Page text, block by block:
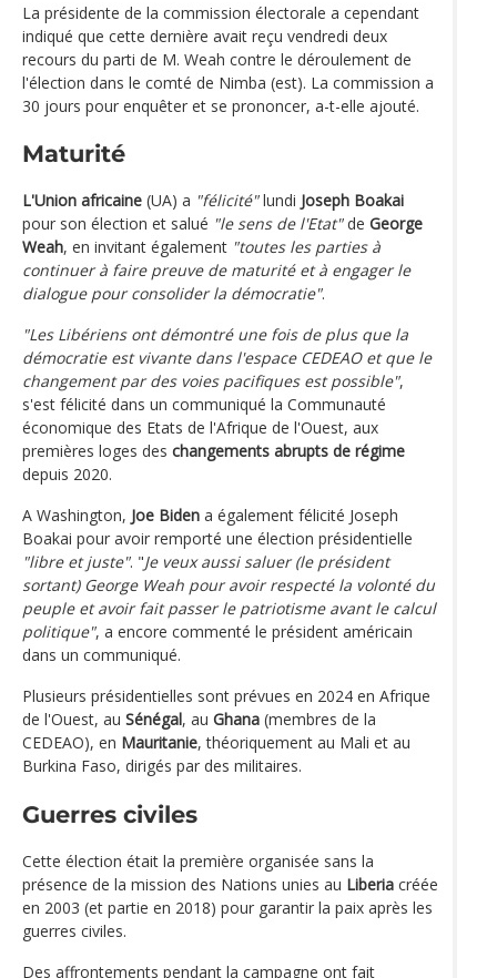
La présidente de la commission électorale a cependant
indiqué que cette dernière avait reçu vendredi deux
recours du parti de M. Weah contre le déroulement de
l'élection dans le comté de Nimba (est). La commission a
30 jours pour enquêter et se prononcer, a-t-elle ajouté.
Maturité
L'Union africaine (UA) a "félicité"lundi Joseph Boakai
pour son élection et salué "le sens de l'Etat"de George
Weah, en invitant également "toutes les parties à
continuer à faire preuve de maturité et à engager le
dialogue pour consolider la démocratie".
"Les Libériens ont démontré une fois de plus que la
démocratie est vivante dans l'espace CEDEAO et que le
changement par des voies pacifiques est possible",
s'est félicité dans un communiqué la Communauté
économique des Etats de l'Afrique de l'Ouest, aux
premières loges des changements abrupts de régime
depuis 2020.
A Washington, Joe Biden a également félicité Joseph
Boakai pour avoir remporté une élection présidentielle
"libre et juste". "Je veux aussi saluer (le président
sortant) George Weah pour avoir respecté la volonté du
peuple et avoir fait passer le patriotisme avant le calcul
politique", a encore commenté le président américain
dans un communiqué.
Plusieurs présidentielles sont prévues en 2024 en Afrique
de l'Ouest, au Sénégal, au Ghana (membres de la
CEDEAO), en Mauritanie, théoriquement au Mali et au
Burkina Faso, dirigés par des militaires.
Guerres civiles
Cette élection était la première organisée sans la
présence de la mission des Nations unies au Liberia créée
en 2003 (et partie en 2018) pour garantir la paix après les
guerres civiles.
Des affrontements pendant la campagne ont fait